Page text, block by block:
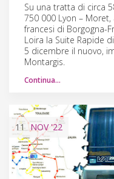
Su una tratta di circa
750 000 Lyon –
francesi di Borgogna-
Loira la Suite Rapide
5 dicembre il nuovo,
Montargis.
Continua…
11 NOV'22